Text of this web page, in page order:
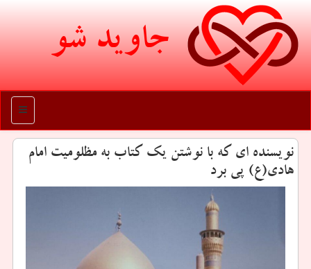
جاوید شو
منو
نویسنده ای که با نوشتن یک کتاب به مظلومیت امام
هادی(ع) پی برد